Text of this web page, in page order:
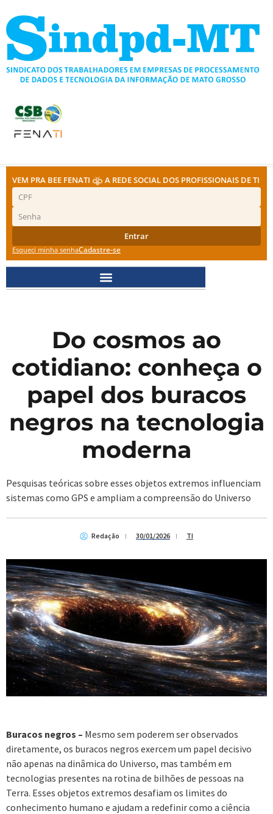
para
conteúdo
VEM PRA BEE FENATI A REDE SOCIAL DOS PROFISSIONAIS DE TI
Entrar
Esqueci minha senhaCadastre-se
Do cosmos ao
cotidiano: conheça o
papel dos buracos
negros na tecnologia
moderna
Pesquisas teóricas sobre esses objetos extremos influenciam
sistemas como GPS e ampliam a compreensão do Universo
Redação 30/01/2026 TI
Buracos negros – Mesmo sem poderem ser observados
diretamente, os buracos negros exercem um papel decisivo
não apenas na dinâmica do Universo, mas também em
tecnologias presentes na rotina de bilhões de pessoas na
Terra. Esses objetos extremos desafiam os limites do
conhecimento humano e ajudam a redefinir como a ciência